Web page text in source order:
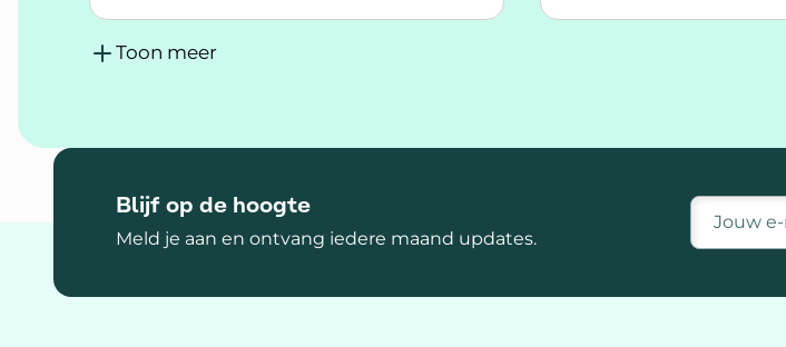
Toon meer
Blijf op de hoogte
Meld je aan en ontvang iedere maand updates.
E-